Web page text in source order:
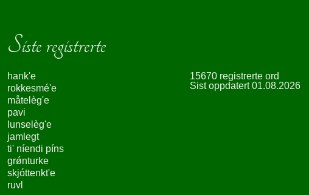
Siste registrerte
hank'e
rokkesmé'e
måtelèg'e
pavi
lunselèg'e
jamlegt
ti' níendi píns
grǿnturke
skjóttenkt'e
ruvl
15670 registrerte ord
Sist oppdatert 01.08.2026